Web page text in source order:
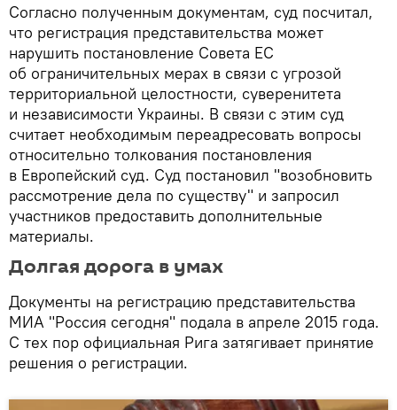
Согласно полученным документам, суд посчитал,
что регистрация представительства может
нарушить постановление Совета ЕС
об ограничительных мерах в связи с угрозой
территориальной целостности, суверенитета
и независимости Украины. В связи с этим суд
считает необходимым переадресовать вопросы
относительно толкования постановления
в Европейский суд. Суд постановил "возобновить
рассмотрение дела по существу" и запросил
участников предоставить дополнительные
материалы.
Долгая дорога в умах
Документы на регистрацию представительства
МИА "Россия сегодня" подала в апреле 2015 года.
С тех пор официальная Рига затягивает принятие
решения о регистрации.